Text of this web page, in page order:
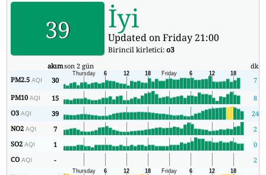
39 İyi
Updated on Friday 21:00
Birincil kirletici:o3
akımson 2 gün dk.
PM2.5AQI 30
7
PM10AQI 15
8
O3AQI 39
24
NO2AQI 7
2
SO2AQI 1
0
COAQI -
2